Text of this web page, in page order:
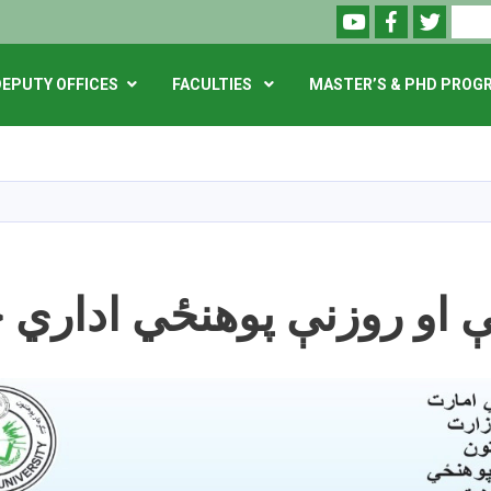
content
YoutubeFacebookTwitter
Search
OFFICES FACULTIES MASTER’S & PHD
او روزنې پوهنځي